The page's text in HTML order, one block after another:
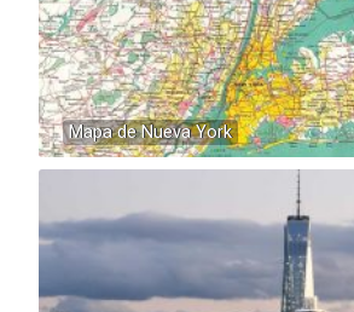
Mapa de Nueva York